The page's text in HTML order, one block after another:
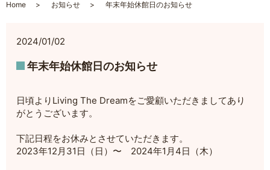
Home お知らせ 年末年始休館日のお知らせ
2024/01/02
年末年始休館日のお知らせ
日頃よりLiving The Dreamをご愛顧いただきましてあり
がとうございます。
下記日程をお休みとさせていただきます。
2023年12月31日（日）〜 2024年1月4日（木）